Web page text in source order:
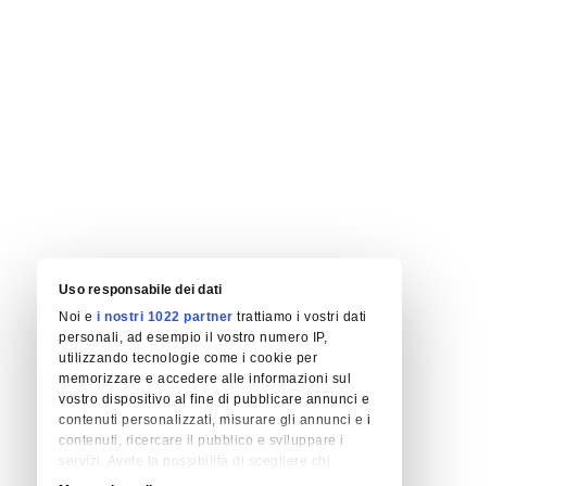
Uso responsabile dei dati
Noi ei nostri 1022 partner trattiamo i vostri dati
personali, ad esempio il vostro numero IP,
utilizzando tecnologie come i cookie per
memorizzare e accedere alle informazioni sul
vostro dispositivo al fine di pubblicare annunci e
contenuti personalizzati, misurare gli annunci e i
contenuti, ricercare il pubblico e sviluppare i
servizi. Avete la possibilità di scegliere chi
utilizza i vostri dati e per quali scopi. Le vostre